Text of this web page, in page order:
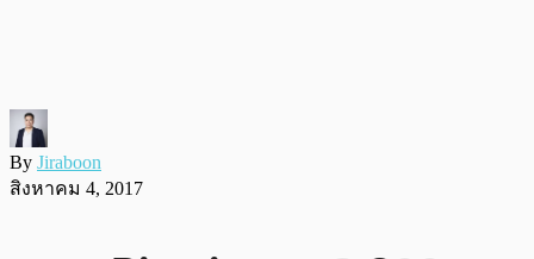
By Jiraboon
สิงหาคม 4, 2017